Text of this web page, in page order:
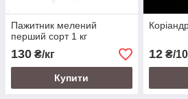
Пажитник мелений
перший сорт 1 кг
130 ₴/кг
Купити
12₴/